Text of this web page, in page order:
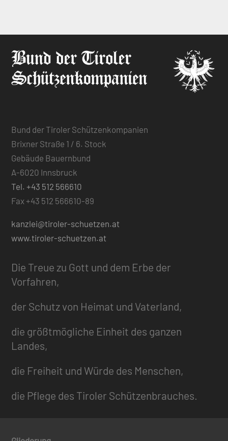
Bund der Tiroler Schützenkompanien
Brixner Straße 1 / 6. Stock
Gebäude Bauernbund
A-6020 Innsbruck
Tel. +43 512 566610
Fax +43 512 566610-89
kanzlei@tiroler-schuetzen.at
www.tiroler-schuetzen.at
Die Treue zu Gott und dem Erbe der
Vorfahren,
der Schutz von Heimat und Vaterland,
die größtmögliche Einheit des ganzen
Landes,
die Freiheit und Würde des Menschen,
die Pflege des Tiroler Schützenbrauches.